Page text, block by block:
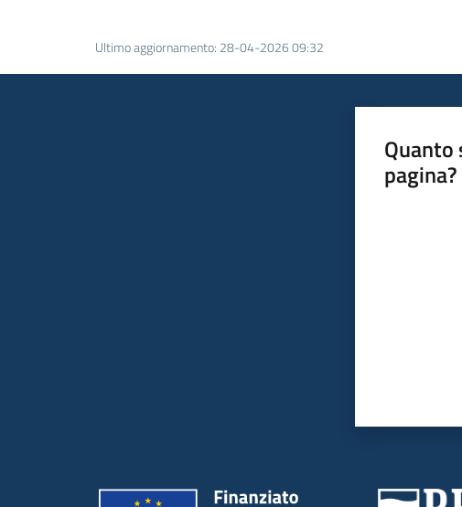
Ultimo aggiornamento: 28-04-2026 09:32
Quanto
pagina?